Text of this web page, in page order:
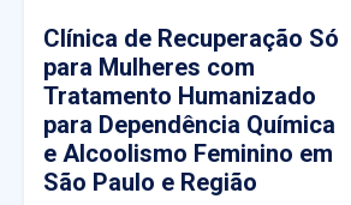
Clínica de Recuperação Só
para Mulheres com
Tratamento Humanizado
para Dependência Química
e Alcoolismo Feminino em
São Paulo e Região